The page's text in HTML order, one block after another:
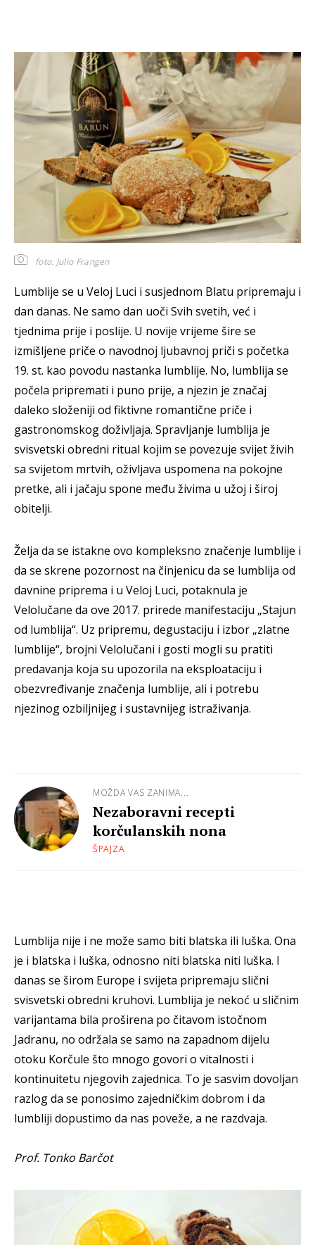
foto: Julio Frangen
Lumblije se u Veloj Luci i susjednom Blatu pripremaju i
dan danas. Ne samo dan uoči Svih svetih, već i
tjednima prije i poslije. U novije vrijeme šire se
izmišljene priče o navodnoj ljubavnoj priči s početka
19. st. kao povodu nastanka lumblije. No, lumblija se
počela pripremati i puno prije, a njezin je značaj
daleko složeniji od fiktivne romantične priče i
gastronomskog doživljaja. Spravljanje lumblija je
svisvetski obredni ritual kojim se povezuje svijet živih
sa svijetom mrtvih, oživljava uspomena na pokojne
pretke, ali i jačaju spone među živima u užoj i široj
obitelji.
Želja da se istakne ovo kompleksno značenje lumblije i
da se skrene pozornost na činjenicu da se lumblija od
davnine priprema i u Veloj Luci, potaknula je
Velolučane da ove 2017. prirede manifestaciju „Stajun
od lumblija“. Uz pripremu, degustaciju i izbor „zlatne
lumblije“, brojni Velolučani i gosti mogli su pratiti
predavanja koja su upozorila na eksploataciju i
obezvređivanje značenja lumblije, ali i potrebu
njezinog ozbiljnijeg i sustavnijeg istraživanja.
MOŽDA VAS ZANIMA...
Nezaboravni recepti
korčulanskih nona
ŠPAJZA
Lumblija nije i ne može samo biti blatska ili luška. Ona
je i blatska i luška, odnosno niti blatska niti luška. I
danas se širom Europe i svijeta pripremaju slični
svisvetski obredni kruhovi. Lumblija je nekoć u sličnim
varijantama bila proširena po čitavom istočnom
Jadranu, no održala se samo na zapadnom dijelu
otoku Korčule što mnogo govori o vitalnosti i
kontinuitetu njegovih zajednica. To je sasvim dovoljan
razlog da se ponosimo zajedničkim dobrom i da
lumbliji dopustimo da nas poveže, a ne razdvaja.
Prof. Tonko Barčot